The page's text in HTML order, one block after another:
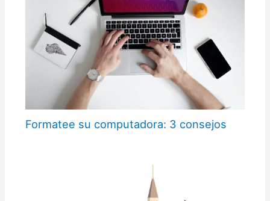
Formatee su computadora: 3 consejos